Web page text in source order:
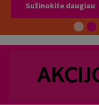
Sužinokite daugiau